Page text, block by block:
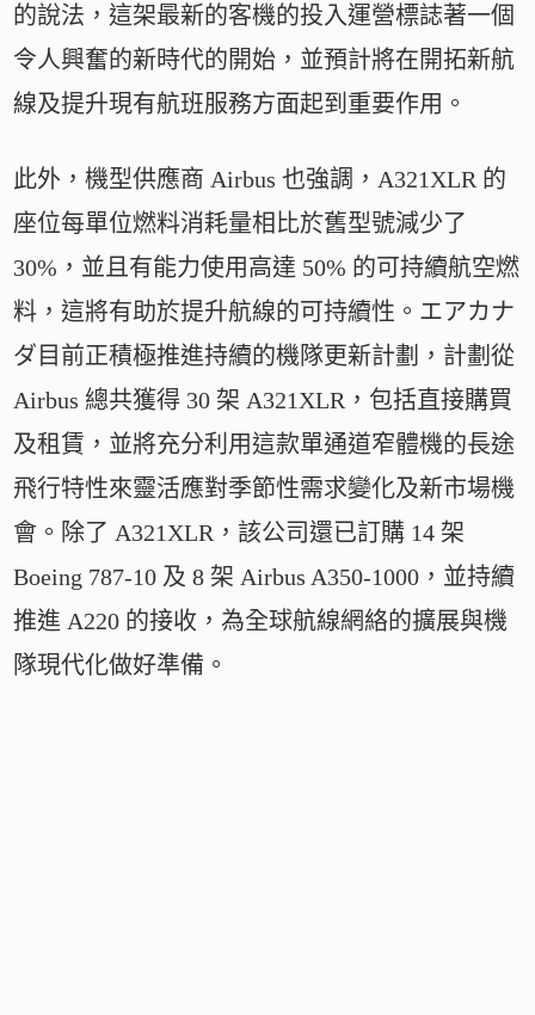
的說法，這架最新的客機的投入運營標誌著一個
令人興奮的新時代的開始，並預計將在開拓新航
線及提升現有航班服務方面起到重要作用。
此外，機型供應商 Airbus 也強調，A321XLR 的
座位每單位燃料消耗量相比於舊型號減少了
30%，並且有能力使用高達 50% 的可持續航空燃
料，這將有助於提升航線的可持續性。エアカナ
ダ目前正積極推進持續的機隊更新計劃，計劃從
Airbus 總共獲得 30 架 A321XLR，包括直接購買
及租賃，並將充分利用這款單通道窄體機的長途
飛行特性來靈活應對季節性需求變化及新市場機
會。除了 A321XLR，該公司還已訂購 14 架
Boeing 787-10 及 8 架 Airbus A350-1000，並持續
推進 A220 的接收，為全球航線網絡的擴展與機
隊現代化做好準備。